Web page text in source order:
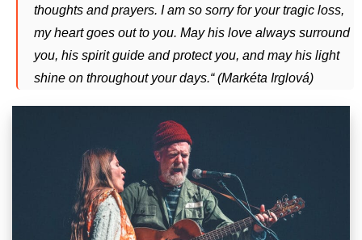
thoughts and prayers. I am so sorry for your tragic loss,
my heart goes out to you. May his love always surround
you, his spirit guide and protect you, and may his light
shine on throughout your days.“ (Markéta Irglová)